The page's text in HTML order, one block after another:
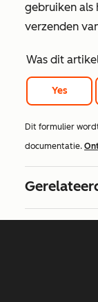
gebruiken als
verzenden
Was dit
Yes
Dit formulier
documentatie.